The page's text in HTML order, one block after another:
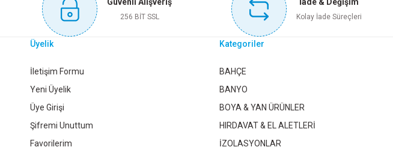
Sepete Ekle Sepete Ekle
256 BİT SSL Kolay İade Süreçleri
Üyelik
İletişim Formu
Yeni Üyelik
Üye Girişi
Şifremi Unuttum
Favorilerim
Kategoriler
BAHÇE
BANYO
BOYA & YAN ÜRÜNLER
HIRDAVAT & EL ALETLERİ
İZOLASYONLAR